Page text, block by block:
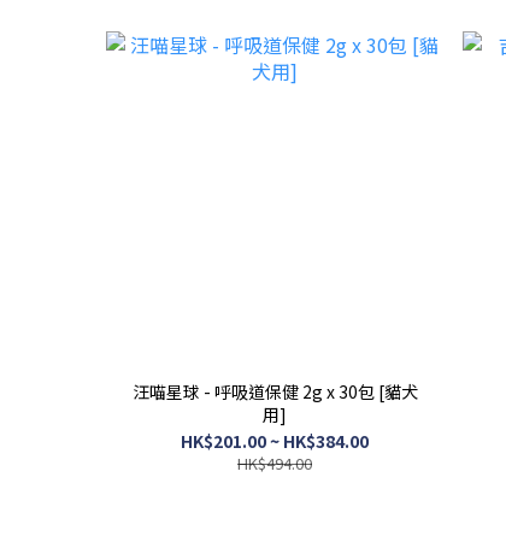
汪喵星球 - 呼吸道保健 2g x 30包 [貓犬
用]
HK$201.00 ~ HK$384.00
HK$494.00